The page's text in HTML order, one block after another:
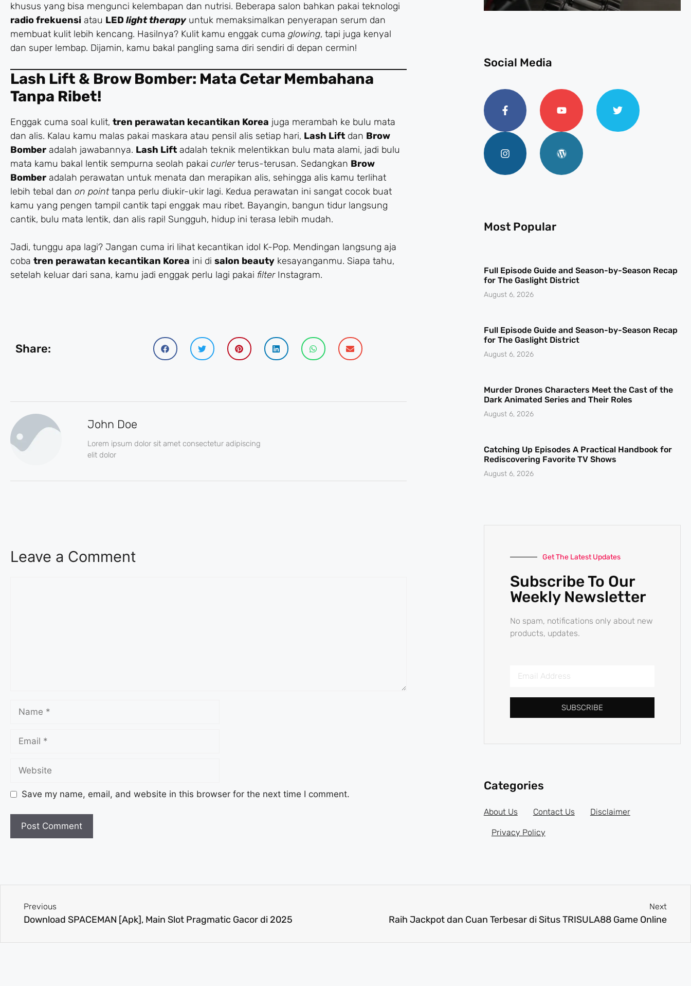
khusus yang bisa mengunci kelembapan dan nutrisi. Beberapa salon bahkan pakai teknologi
radio frekuensi atau LED light therapyuntuk memaksimalkan penyerapan serum dan
membuat kulit lebih kencang. Hasilnya? Kulit kamu enggak cuma glowing, tapi juga kenyal
dan super lembap. Dijamin, kamu bakal pangling sama diri sendiri di depan cermin!
Lash Lift & Brow Bomber: Mata Cetar Membahana
Tanpa Ribet!
Enggak cuma soal kulit, tren perawatan kecantikan Korea juga merambah ke bulu mata
dan alis. Kalau kamu malas pakai maskara atau pensil alis setiap hari, Lash Lift dan Brow
Bomber adalah jawabannya. Lash Lift adalah teknik melentikkan bulu mata alami, jadi bulu
mata kamu bakal lentik sempurna seolah pakai curlerterus-terusan. Sedangkan Brow
Bomber adalah perawatan untuk menata dan merapikan alis, sehingga alis kamu terlihat
lebih tebal dan on pointtanpa perlu diukir-ukir lagi. Kedua perawatan ini sangat cocok buat
kamu yang pengen tampil cantik tapi enggak mau ribet. Bayangin, bangun tidur langsung
cantik, bulu mata lentik, dan alis rapi! Sungguh, hidup ini terasa lebih mudah.
Jadi, tunggu apa lagi? Jangan cuma iri lihat kecantikan idol K-Pop. Mendingan langsung aja
coba tren perawatan kecantikan Korea ini di salon beauty kesayanganmu. Siapa tahu,
setelah keluar dari sana, kamu jadi enggak perlu lagi pakai filterInstagram.
Share:
John Doe
Lorem ipsum dolor sit amet consectetur adipiscing
elit dolor
Leave a Comment
Save my name, email, and website in this browser for the next time I comment.
Social Media
Most Popular
Full Episode Guide and Season-by-Season Recap
for The Gaslight District
August 6, 2026
Full Episode Guide and Season-by-Season Recap
for The Gaslight District
August 6, 2026
Murder Drones Characters Meet the Cast of the
Dark Animated Series and Their Roles
August 6, 2026
Catching Up Episodes A Practical Handbook for
Rediscovering Favorite TV Shows
August 6, 2026
Get The Latest Updates
Subscribe To Our
Weekly Newsletter
No spam, notifications only about new
products, updates.
SUBSCRIBE
Categories
About Us Contact Us Disclaimer
Privacy Policy
Previous
Download SPACEMAN [Apk], Main Slot Pragmatic Gacor di 2025
Next
Raih Jackpot dan Cuan Terbesar di Situs TRISULA88 Game Online